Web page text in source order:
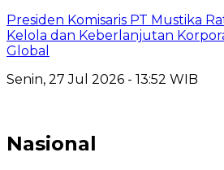
Presiden Komisaris PT Mustika
Kelola dan Keberlanjutan
Global
Senin, 27 Jul 2026 - 13:52 WIB
Nasional